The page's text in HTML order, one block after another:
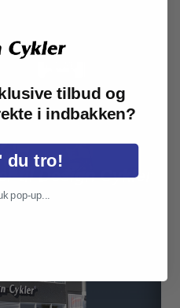
til Design Cykler
tilbud og
i indbakken?
du tro!
pop-up...